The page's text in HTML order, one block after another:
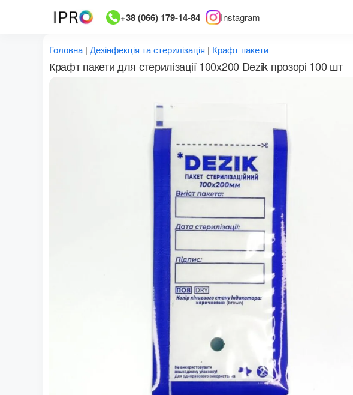
+38 (066) 179-14-84 Instagram
Головна | Дезінфекція та стерилізація | Крафт пакети
Крафт пакети для стерилізації 100х200 Dezik прозорі 100 шт